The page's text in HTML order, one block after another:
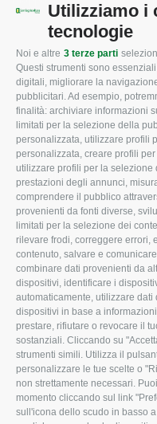
Utilizziamo i
tecnologie
Noi e altre 3 terze parti
Questi strumenti sono
digitali, migliorare la
pubblicitari. Ad esempio,
finalità: archiviare informazioni
limitati per la selezione della
personalizzata, utilizzare profili
personalizzata, creare profili
utilizzare profili per la selezione
prestazioni degli annunci,
comprendere il pubblico
provenienti da fonti diverse,
limitati per la selezione dei
rilevare frodi, correggere errori,
contenuto, salvare e
combinare dati provenienti da
dispositivi, identificare i
automaticamente, utilizzare
dispositivi in base a
prestare, rifiutare o revocare il
sostanziali. Cliccando su
strumenti simili. Utilizza il
personalizzare le tue scelte o
non strettamente necessari.
momento cliccando sul link
sull'icona dello scudo in basso
CONFAGRICOLTURA
ROVIGO
L'Associazione
Missione e Progetto
Organigramma aziendale
I Nostri Servizi
Uffici della Sede
provinciale
Le Sedi di Zona
Agricoltori S.r.l.
Whistleblowing
Confagricoltura Rovigo e
Agricoltori srl